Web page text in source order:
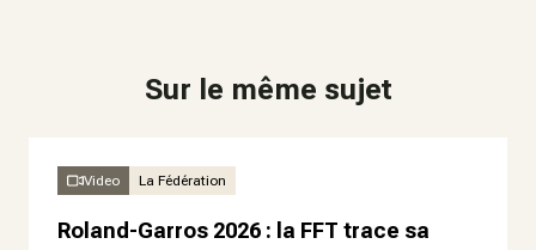
Sur le même sujet
Video La Fédération
Roland-Garros 2026 : la FFT trace sa